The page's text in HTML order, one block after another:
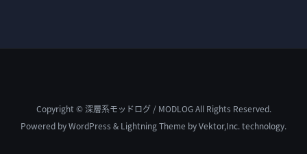
Copyright © 深層系モッドログ / MODLOG All Rights Reserved.
Powered byWordPress & Lightning Theme by Vektor,Inc. technology.